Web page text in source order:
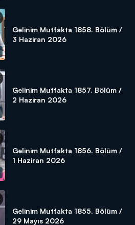
Gelinim Mutfakta 1858. Bölüm /
3 Haziran 2026
Gelinim Mutfakta 1857. Bölüm /
2 Haziran 2026
Gelinim Mutfakta 1856. Bölüm /
1 Haziran 2026
Gelinim Mutfakta 1855. Bölüm /
29 Mayıs 2026